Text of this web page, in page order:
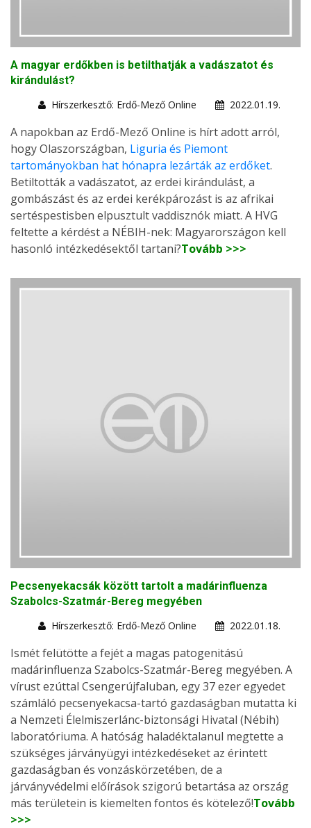
A magyar erdőkben is betilthatják a vadászatot és
kirándulást?
Hírszerkesztő: Erdő-Mező Online
2022.01.19.
A napokban az Erdő-Mező Online is hírt adott arról,
hogy Olaszországban, Liguria és Piemont
tartományokban hat hónapra lezárták az erdőket.
Betiltották a vadászatot, az erdei kirándulást, a
gombászást és az erdei kerékpározást is az afrikai
sertéspestisben elpusztult vaddisznók miatt. A HVG
feltette a kérdést a NÉBIH-nek: Magyarországon kell
hasonló intézkedésektől tartani?Tovább >>>
Pecsenyekacsák között tartolt a madárinfluenza
Szabolcs-Szatmár-Bereg megyében
Hírszerkesztő: Erdő-Mező Online
2022.01.18.
Ismét felütötte a fejét a magas patogenitású
madárinfluenza Szabolcs-Szatmár-Bereg megyében. A
vírust ezúttal Csengerújfaluban, egy 37 ezer egyedet
számláló pecsenyekacsa-tartó gazdaságban mutatta ki
a Nemzeti Élelmiszerlánc-biztonsági Hivatal (Nébih)
laboratóriuma. A hatóság haladéktalanul megtette a
szükséges járványügyi intézkedéseket az érintett
gazdaságban és vonzáskörzetében, de a
járványvédelmi előírások szigorú betartása az ország
más területein is kiemelten fontos és kötelező!Tovább
>>>